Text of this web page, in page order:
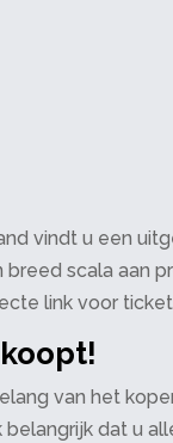
vindt u een
scala aan
link voor
van het
belangrijk dat u